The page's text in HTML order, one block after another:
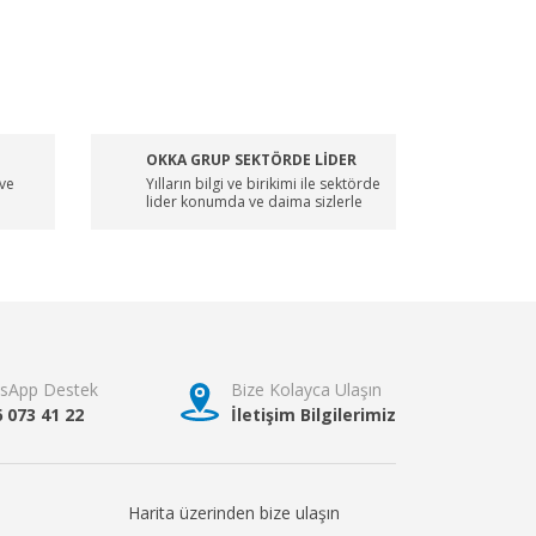
OKKA GRUP SEKTÖRDE LİDER
Yılların bilgi ve birikimi ile sektörde
lider konumda ve daima sizlerle
Destek
073 41 22
Bize Kolayca Ulaşın
İletişim Bilgilerimiz
Harita üzerinden bize ulaşın